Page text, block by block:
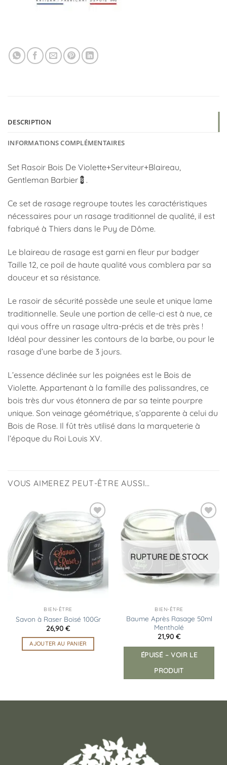
DESCRIPTION
INFORMATIONS COMPLÉMENTAIRES
Set Rasoir Bois De Violette+Serviteur+Blaireau,
Gentleman Barbier💈.
Ce set de rasage regroupe toutes les caractéristiques
nécessaires pour un rasage traditionnel de qualité, il est
fabriqué à Thiers dans le Puy de Dôme.
Le blaireau de rasage est garni en fleur pur badger
Taille 12, ce poil de haute qualité vous comblera par sa
douceur et sa résistance.
Le rasoir de sécurité possède une seule et unique lame
traditionnelle. Seule une portion de celle-ci est à nue, ce
qui vous offre un rasage ultra-précis et de très près !
Idéal pour dessiner les contours de la barbe, ou pour le
rasage d’une barbe de 3 jours.
L’essence déclinée sur les poignées est le Bois de
Violette. Appartenant à la famille des palissandres, ce
bois très dur vous étonnera de par sa teinte pourpre
unique. Son veinage géométrique, s’apparente à celui du
Bois de Rose. Il fût très utilisé dans la marqueterie à
l’époque du Roi Louis XV.
VOUS AIMEREZ PEUT-ÊTRE AUSSI…
Ajouter
à la
liste
d’envies
BIEN-ÊTRE
Savon à Raser Boisé 100Gr
26,90 €
AJOUTER AU PANIER
Ajouter
liste
RUPTURE DE STOCK
BIEN-ÊTRE
Baume Après Rasage 50ml
Mentholé
21,90 €
ÉPUISÉ – VOIR LE
PRODUIT